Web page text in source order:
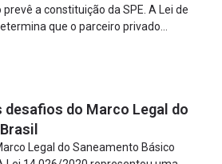
a constituição da SPE. A Lei de
que o parceiro privado
a suposta “fraude à licitação” é
desafios do Marco Legal do
Legal do Saneamento Básico